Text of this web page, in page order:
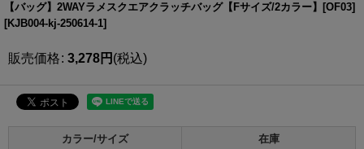
【バッグ】2WAYラメスクエアクラッチバッグ【Fサイズ/2カラー】[OF03]
[KJB004-kj-250614-1]
販売価格: 3,278円 (税込)
カラー/サイズ 在庫